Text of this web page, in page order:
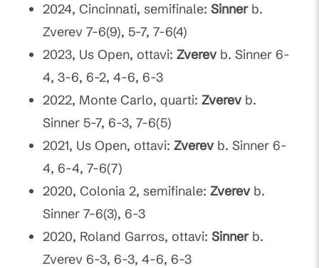
2024, Cincinnati, semifinale: Sinnerb.
Zverev 7-6(9), 5-7, 7-6(4)
2023, Us Open, ottavi: Zverevb. Sinner 6-
4, 3-6, 6-2, 4-6, 6-3
2022, Monte Carlo, quarti: Zverevb.
Sinner 5-7, 6-3, 7-6(5)
2021, Us Open, ottavi: Zverevb. Sinner 6-
4, 6-4, 7-6(7)
2020, Colonia 2, semifinale: Zverevb.
Sinner 7-6(3), 6-3
2020, Roland Garros, ottavi: Sinnerb.
Zverev 6-3, 6-3, 4-6, 6-3